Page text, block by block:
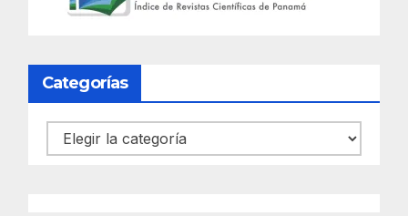
Categorías
Categorías